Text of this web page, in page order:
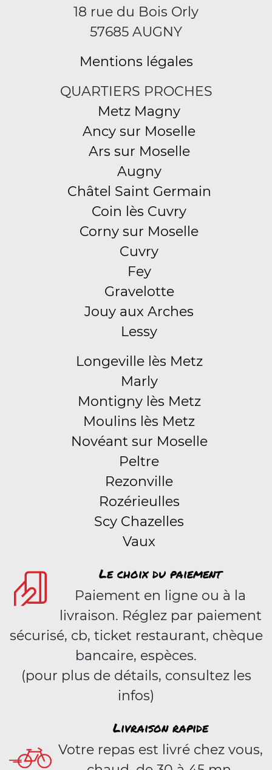
18 rue du Bois Orly
57685 AUGNY
Mentions légales
QUARTIERS PROCHES
Metz Magny
Ancy sur Moselle
Ars sur Moselle
Augny
Châtel Saint Germain
Coin lès Cuvry
Corny sur Moselle
Cuvry
Fey
Gravelotte
Jouy aux Arches
Lessy
Longeville lès Metz
Marly
Montigny lès Metz
Moulins lès Metz
Novéant sur Moselle
Peltre
Rezonville
Rozérieulles
Scy Chazelles
Vaux
Le choix du paiement
Paiement en ligne ou à la
livraison. Réglez par paiement
sécurisé, cb, ticket restaurant, chèque
bancaire, espèces.
(pour plus de détails, consultez les
infos)
Livraison rapide
Votre repas est livré chez vous,